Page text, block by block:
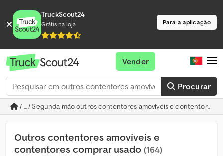
TruckScout24
Grátis na loja Para a aplicação
Procurar
Vender
/ ... / Segunda mão outros contentores amovíveis e contentores
Outros contentores amovíveis e
contentores comprar usado (164)